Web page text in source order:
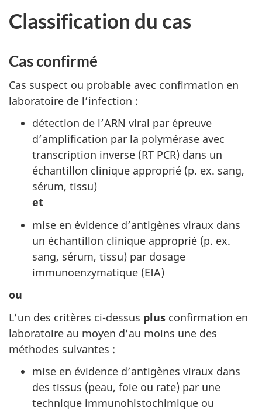
Classification du cas
Cas confirmé
Cas suspect ou probable avec confirmation en
laboratoire de l’infection :
détection de l’ARN viral par épreuve
d’amplification par la polymérase avec
transcription inverse (RT PCR) dans un
échantillon clinique approprié (p. ex. sang,
sérum, tissu)
et
mise en évidence d’antigènes viraux dans
un échantillon clinique approprié (p. ex.
sang, sérum, tissu) par dosage
immunoenzymatique (EIA)
ou
L’un des critères ci-dessus plus confirmation en
laboratoire au moyen d’au moins une des
méthodes suivantes :
mise en évidence d’antigènes viraux dans
des tissus (peau, foie ou rate) par une
technique immunohistochimique ou